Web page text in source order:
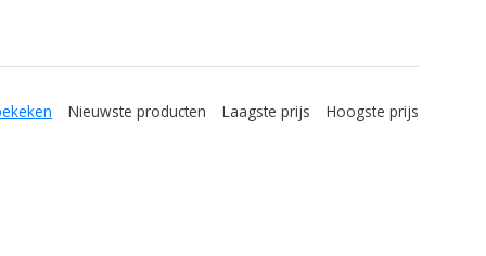
Nieuwste producten Laagste prijs Hoogste prijs